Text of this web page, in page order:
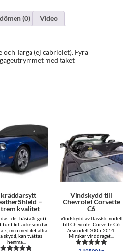
(0) Video
Targa (ej cabriolet). Fyra
med taket
–
kvalitet
det bästa är gott
tunt biltäcke som tar
men med det allra
skydd, kan tvättas
hemma...
Vindskydd till
Chevrolet Corvette
C6
Vindskydd av klassisk modell
till Chevrolet Corvette C6
årsmodell 2005-2014.
Minskar vinddraget...